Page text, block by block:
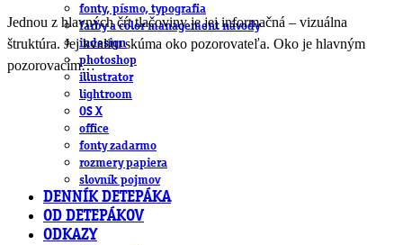
fonty, písmo, typografia
farby a color management návody
indesign
photoshop
illustrator
lightroom
OS X
office
fonty zadarmo
rozmery papiera
slovník pojmov
DENNÍK DETEPÁKA
OD DETEPÁKOV
ODKAZY
Jednou z hlavných čŕt tlačoviny je jej informačná – vizuálna
štruktúra. Jej kvalitu skúma oko pozorovateľa. Oko je hlavným
pozorovacím…